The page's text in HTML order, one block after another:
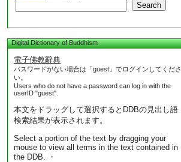
Search
Digital Dictionary of Buddhism
電子佛教辭典
パスワードがない場合は「guest」でログインしてくださ
い。
Users who do not have a password can log in with the
userID "guest".
本文をドラッグして選択するとDDBの見出し語
検索結果が表示されます。
Select a portion of the text by dragging your
mouse to view all terms in the text contained in
the DDB. ・